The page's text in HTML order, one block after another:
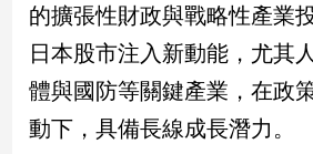
會
點
觀
的擴張性財政與戰略性產業
日本股市注入新動能，尤其
體與國防等關鍵產業，在政
動下，具備長線成長潛力。